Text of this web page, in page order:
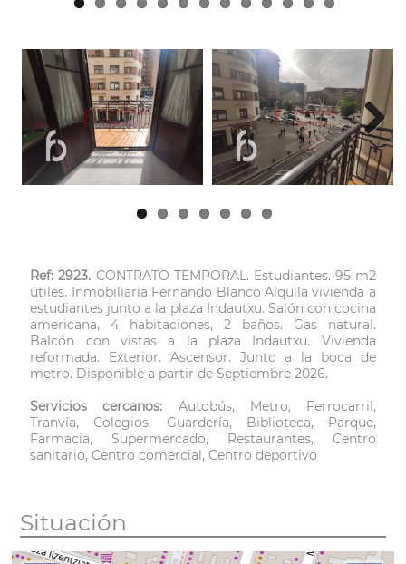
Next
Ref: 2923. CONTRATO TEMPORAL. Estudiantes. 95 m2
útiles. Inmobiliaria Fernando Blanco Alquila vivienda a
estudiantes junto a la plaza Indautxu. Salón con cocina
americana, 4 habitaciones, 2 baños. Gas natural.
Balcón con vistas a la plaza Indautxu. Vivienda
reformada. Exterior. Ascensor. Junto a la boca de
metro. Disponible a partir de Septiembre 2026.
Servicios cercanos: Autobús, Metro, Ferrocarril,
Tranvía, Colegios, Guardería, Biblioteca, Parque,
Farmacia, Supermercado, Restaurantes, Centro
sanitario, Centro comercial, Centro deportivo
Situación